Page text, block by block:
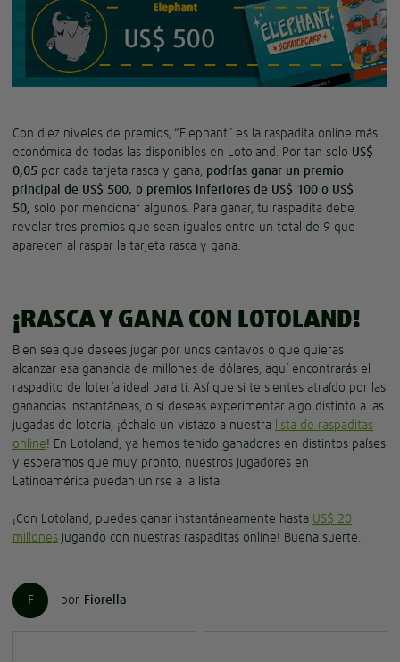
Con diez niveles de premios, “Elephant” es la raspadita online más
económica de todas las disponibles en Lotoland. Por tan solo US$
0,05 por cada tarjeta rasca y gana, podrías ganar un premio
principal de US$ 500, o premios inferiores de US$ 100 o US$
50, solo por mencionar algunos. Para ganar, tu raspadita debe
revelar tres premios que sean iguales entre un total de 9 que
aparecen al raspar la tarjeta rasca y gana.
¡RASCA Y GANA CON LOTOLAND!
Bien sea que desees jugar por unos centavos o que quieras
alcanzar esa ganancia de millones de dólares, aquí encontrarás el
raspadito de lotería ideal para ti. Así que si te sientes atraído por las
ganancias instantáneas, o si deseas experimentar algo distinto a las
jugadas de lotería, ¡échale un vistazo a nuestra lista de raspaditas
online! En Lotoland, ya hemos tenido ganadores en distintos países
y esperamos que muy pronto, nuestros jugadores en
Latinoamérica puedan unirse a la lista.
¡Con Lotoland, puedes ganar instantáneamente hasta US$ 20
millones jugando con nuestras raspaditas online! Buena suerte.
F por Fiorella